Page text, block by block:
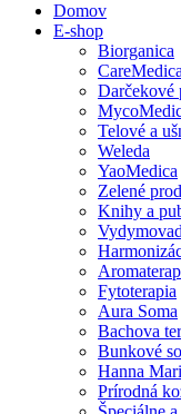
Domov
E-shop
Biorganica
CareMedica
Darčekové
Telové a
Weleda
YaoMedica
Zelené
Knihy a
Fytoterapia
Aura Soma
Bachova
Bunkové
Hanna
Prírodná